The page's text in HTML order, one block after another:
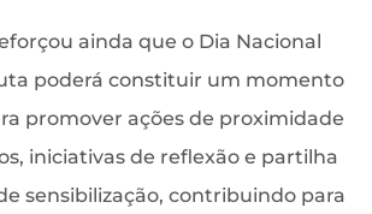
ainda que o Dia Nacional
poderá constituir um momento
promover ações de proximidade
iniciativas de reflexão e partilha
sensibilização, contribuindo para